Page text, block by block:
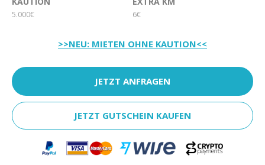
5.000€ 6€
>>NEU: MIETEN OHNE KAUTION<<
JETZT ANFRAGEN
JETZT GUTSCHEIN KAUFEN